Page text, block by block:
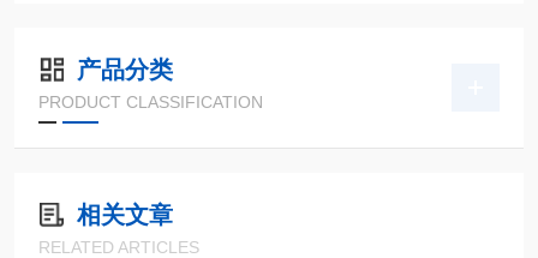
产品分类
PRODUCT CLASSIFICATION
相关文章
RELATED ARTICLES